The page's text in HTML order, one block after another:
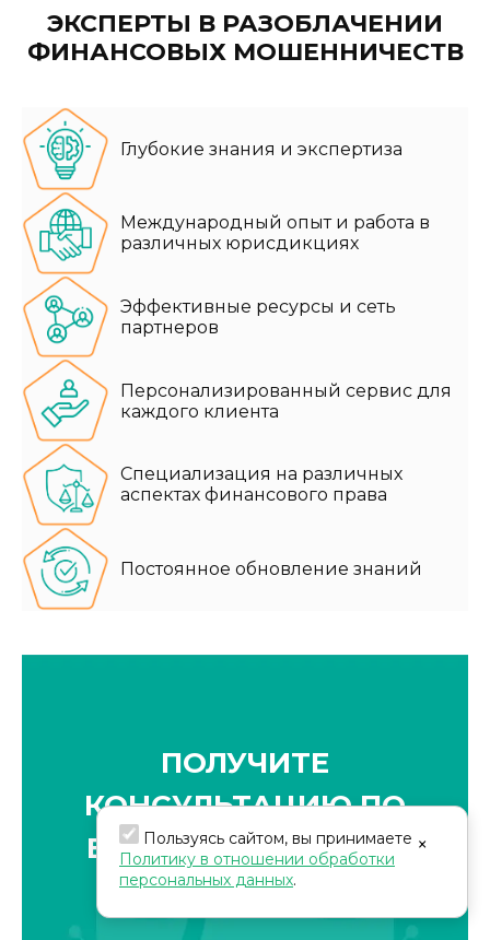
ЭКСПЕРТЫ В РАЗОБЛАЧЕНИИ
ФИНАНСОВЫХ МОШЕННИЧЕСТВ
Глубокие знания и экспертиза
Международный опыт и работа в
различных юрисдикциях
Эффективные ресурсы и сеть
партнеров
Персонализированный сервис для
каждого клиента
Специализация на различных
аспектах финансового права
Постоянное обновление знаний
ПОЛУЧИТЕ
КОНСУЛЬТАЦИЮ ПО
ВОЗВРАТУ СРЕДСТВ
×
Пользуясь сайтом, вы принимаете
Политику в отношении обработки
персональных данных.